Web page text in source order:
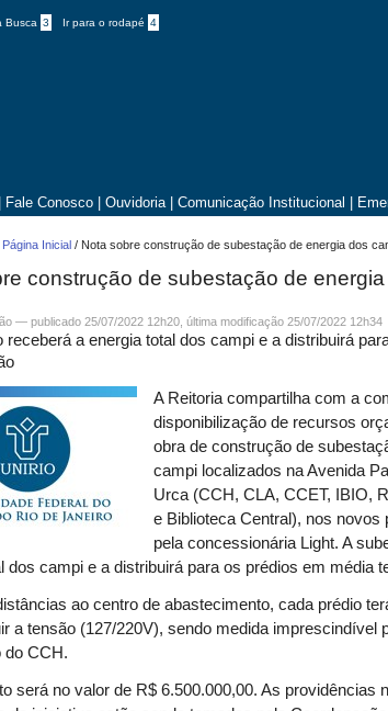
Busca 3 Ir para o rodapé 4
Fale Conosco Ouvidoria Comunicação Institucional
Página Inicial / Nota sobre construção de subestação de energia dos
construção de subestação de
—publicado 25/07/2022 12h20,última modificação 25/07/2022 12h34
receberá a energia total dos campi e a distribuirá
A Reitoria compartilha com a
disponibilização de recursos
obra de construção de
campi localizados na Avenida
Urca (CCH, CLA, CCET, IBIO,
e Biblioteca Central), nos novos
pela concessionária Light. A
dos campi e a distribuirá para os prédios em média
ao centro de abastecimento, cada prédio
a tensão (127/220V), sendo medida imprescindível
do CCH.
será no valor de R$ 6.500.000,00. As providências